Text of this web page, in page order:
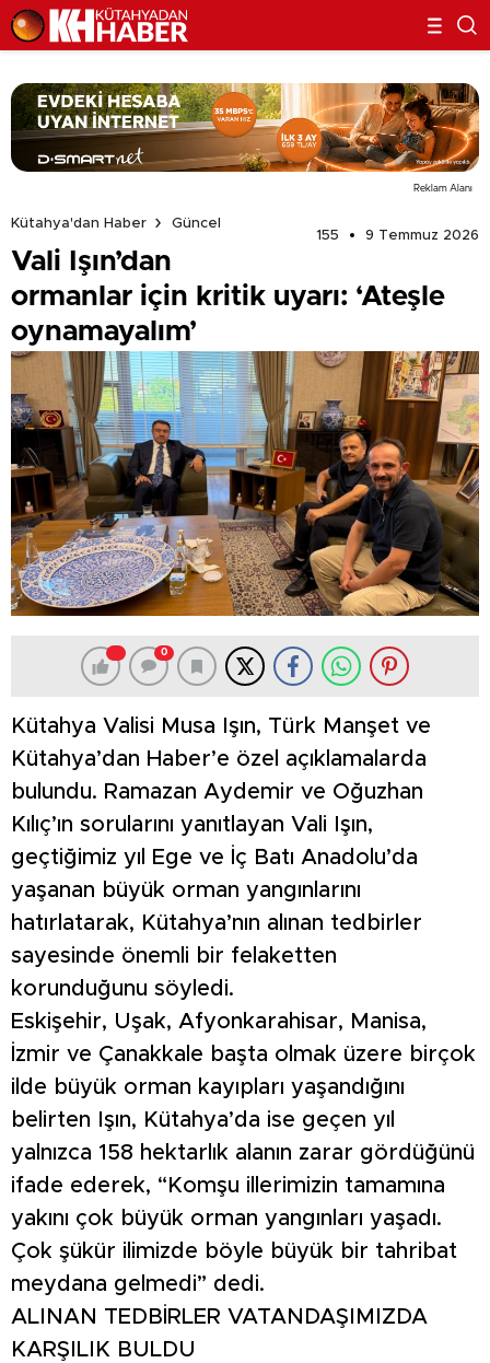
Reklam Alanı
Kütahya'dan Haber
Güncel
155
9 Temmuz 2026
Vali Işın’dan
ormanlar için kritik uyarı: ‘Ateşle
oynamayalım’
0
Kütahya Valisi Musa Işın, Türk Manşet ve
Kütahya’dan Haber’e özel açıklamalarda
bulundu. Ramazan Aydemir ve Oğuzhan
Kılıç’ın sorularını yanıtlayan Vali Işın,
geçtiğimiz yıl Ege ve İç Batı Anadolu’da
yaşanan büyük orman yangınlarını
hatırlatarak, Kütahya’nın alınan tedbirler
sayesinde önemli bir felaketten
korunduğunu söyledi.
Eskişehir, Uşak, Afyonkarahisar, Manisa,
İzmir ve Çanakkale başta olmak üzere birçok
ilde büyük orman kayıpları yaşandığını
belirten Işın, Kütahya’da ise geçen yıl
yalnızca 158 hektarlık alanın zarar gördüğünü
ifade ederek, “Komşu illerimizin tamamına
yakını çok büyük orman yangınları yaşadı.
Çok şükür ilimizde böyle büyük bir tahribat
meydana gelmedi” dedi.
ALINAN TEDBİRLER VATANDAŞIMIZDA
KARŞILIK BULDU